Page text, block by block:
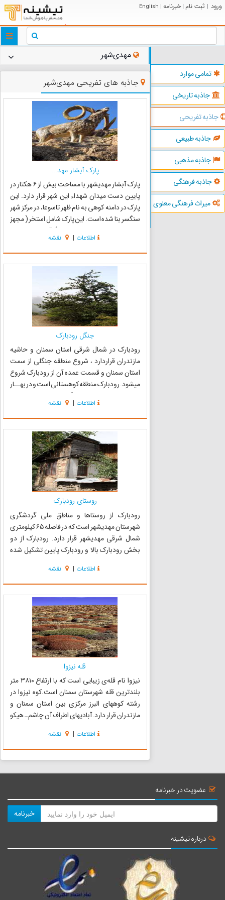
ورود | ثبت نام | خبرنامه |
English
تمامی موارد
جاذبه تاریخی
جاذبه تفریحی
جاذبه طبیعی
جاذبه مذهبی
جاذبه فرهنگی
میراث فرهنگی معنوی
مهدی‌شهر
جاذبه های تفریحی مهدی‌شهر
پارک آبشار مهد...
پارک آبشار مهدیشهر با مساحت بیش از ۶ هکتار در
پایین دست میدان شهداء این شهر قرار دارد. این
پارک در دامنه کوهی به نام ظهر تاسوعا، در مرکز شهر
سنگسر بنا شده است. این پارک شامل استخر ( مجهز
به ۵ عدد قایق جهت قایق سواری) ، آبشار مصنوعی ،
سینما روباز ، آلاچیق ، قهوه خانه سنتی ، بخش
سوارکار...
اطلاعات | نقشه
جنگل رودبارک
رودبارک در شمال شرقی استان سمنان و حاشیه
مازندران قراردارد ، شروع منطقه جنگلی از سمت
استان سمنان و قسمت عمده آن از رودبارک شروع
میشود. رودبارک منطقه کوهستانی است و در بهــار
هوای خنک همراه با بارندگی و در تابستان نیز هوا
خنک و در پائیز سرما و نیز در زمستان برف میبـارد و
حتی ارتفاع بر...
اطلاعات | نقشه
روستای رودبارک
رودبارک از روستاها و مناطق ملی گردشگری
شهرستان مهدیشهر است که در فاصله ۶۵ کیلومتری
شمال شرقی مهدیشهر قرار دارد. رودبارک از دو
بخش رودبارک بالا و رودبارک پایین تشکیل شده
مردم رودبارک به زبان خاص خودشان می‌باشد .
ایـن گویش برخـی لغـات انگلی...
اطلاعات | نقشه
قله نیزوا
نیزوا نام قله‌ی زیبایی است که با ارتفاع ۳۸۱۰ متر
بلندترین قله شهرستان سمنان است.کوه نیزوا در
رشته کوههای البرز مرکزی بین استان سمنان و
مازندران قرار دارد. آبادیهای اطراف آن چاشم ـ هیکو
میباشد. نام قله برگرفته از نیزه + وا است که در زبان
محلی...
اطلاعات | نقشه
عضویت در خبرنامه
خبرنامه
درباره تیشینه